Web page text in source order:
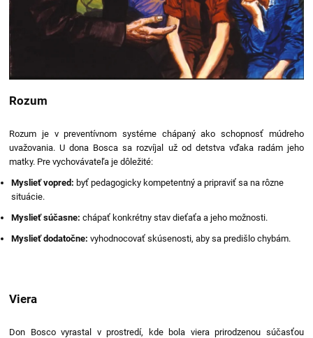
Rozum
Rozum je v preventívnom systéme chápaný ako schopnosť múdreho
uvažovania. U dona Bosca sa rozvíjal už od detstva vďaka radám jeho
matky. Pre vychovávateľa je dôležité:
Myslieť vopred: byť pedagogicky kompetentný a pripraviť sa na rôzne
situácie.
Myslieť súčasne: chápať konkrétny stav dieťaťa a jeho možnosti.
Myslieť dodatočne: vyhodnocovať skúsenosti, aby sa predišlo chybám.
Viera
Don Bosco vyrastal v prostredí, kde bola viera prirodzenou súčasťou